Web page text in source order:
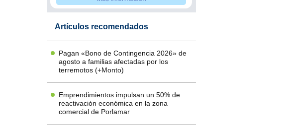
Artículos recomendados
Pagan «Bono de Contingencia 2026» de
agosto a familias afectadas por los
terremotos (+Monto)
Emprendimientos impulsan un 50% de
reactivación económica en la zona
comercial de Porlamar